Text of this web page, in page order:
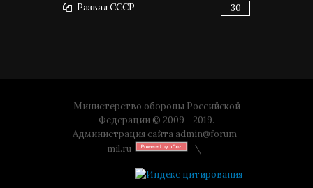
Развал СССР 30
Министерство обороны Российской
Федерации © 2009 - 2019.
Администрация сайта admin@forum-
mil.ru